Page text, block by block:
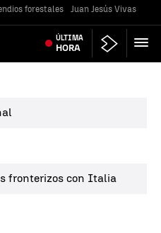
forestales Juan Jesús Vivas
ÚLTIMA
HORA
fronterizos con Italia